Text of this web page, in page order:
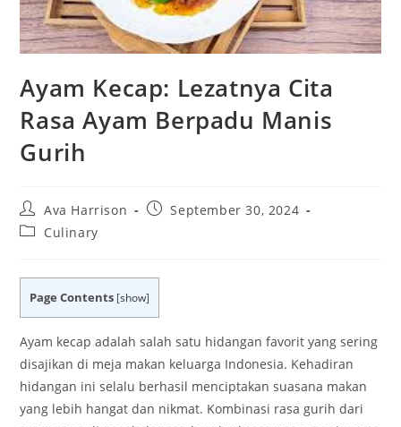
Ayam Kecap: Lezatnya Cita
Rasa Ayam Berpadu Manis
Gurih
Post
author:
Ava Harrison
PostSeptember 30, 2024
PostCulinary
Page Contents [show]
Ayam kecap adalah salah satu hidangan favorit yang sering
disajikan di meja makan keluarga Indonesia. Kehadiran
hidangan ini selalu berhasil menciptakan suasana makan
yang lebih hangat dan nikmat. Kombinasi rasa gurih dari